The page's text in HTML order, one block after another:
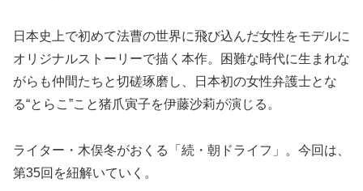
日本史上で初めて法曹の世界に飛び込んだ女性をモデルに
オリジナルストーリーで描く本作。困難な時代に生まれな
がらも仲間たちと切磋琢磨し、日本初の女性弁護士とな
る“とらこ”こと猪爪寅子を伊藤沙莉が演じる。
ライター・木俣冬がおくる「続・朝ドライフ」。今回は、
第35回を紐解いていく。